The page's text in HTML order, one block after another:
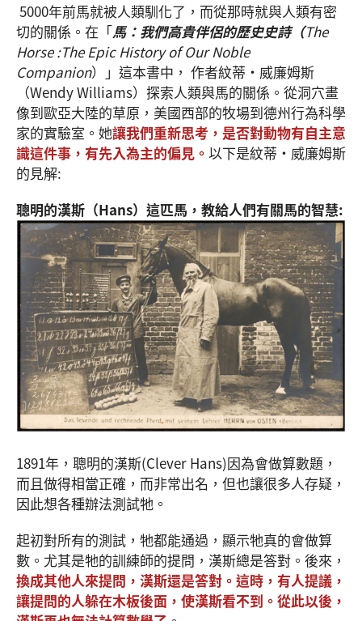
5000年前馬就被人類馴化了，而從那時就與人類有密
切的關係。在「馬：我們高貴伴侶的歷史史詩（The
Horse :The Epic History of Our Noble
Companion）」這本書中， 作者紋蒂•威廉姆斯
（Wendy Williams）探索人類與馬的關係。從洞穴畫
像到歐亞大陸的草原，美國西部的牧場到德州行為科學
家的實驗室。她讓我們重新思考，是否對動物有自主意
識這件事，有先入為主的偏見。 以下是紋蒂•威廉姆斯
的見解:
聰明的漢斯（Hans）這匹馬，教給人們有關馬的智慧:
1891年，聰明的漢斯(Clever Hans)因為會做算數題，
而且做得相當正確，而非常出名，但也讓很多人存疑，
因此想各種辦法測試牠。
起初對所有的測試，牠都能通過，顯示牠真的會做算
數。尤其是牠的訓練師的提問，漢斯總是答對。後來，
換成其他人來提問，漢斯還是答對。這時，有人提議，
讓提問的人躲在木板後面，使漢斯看不到。從此以後，